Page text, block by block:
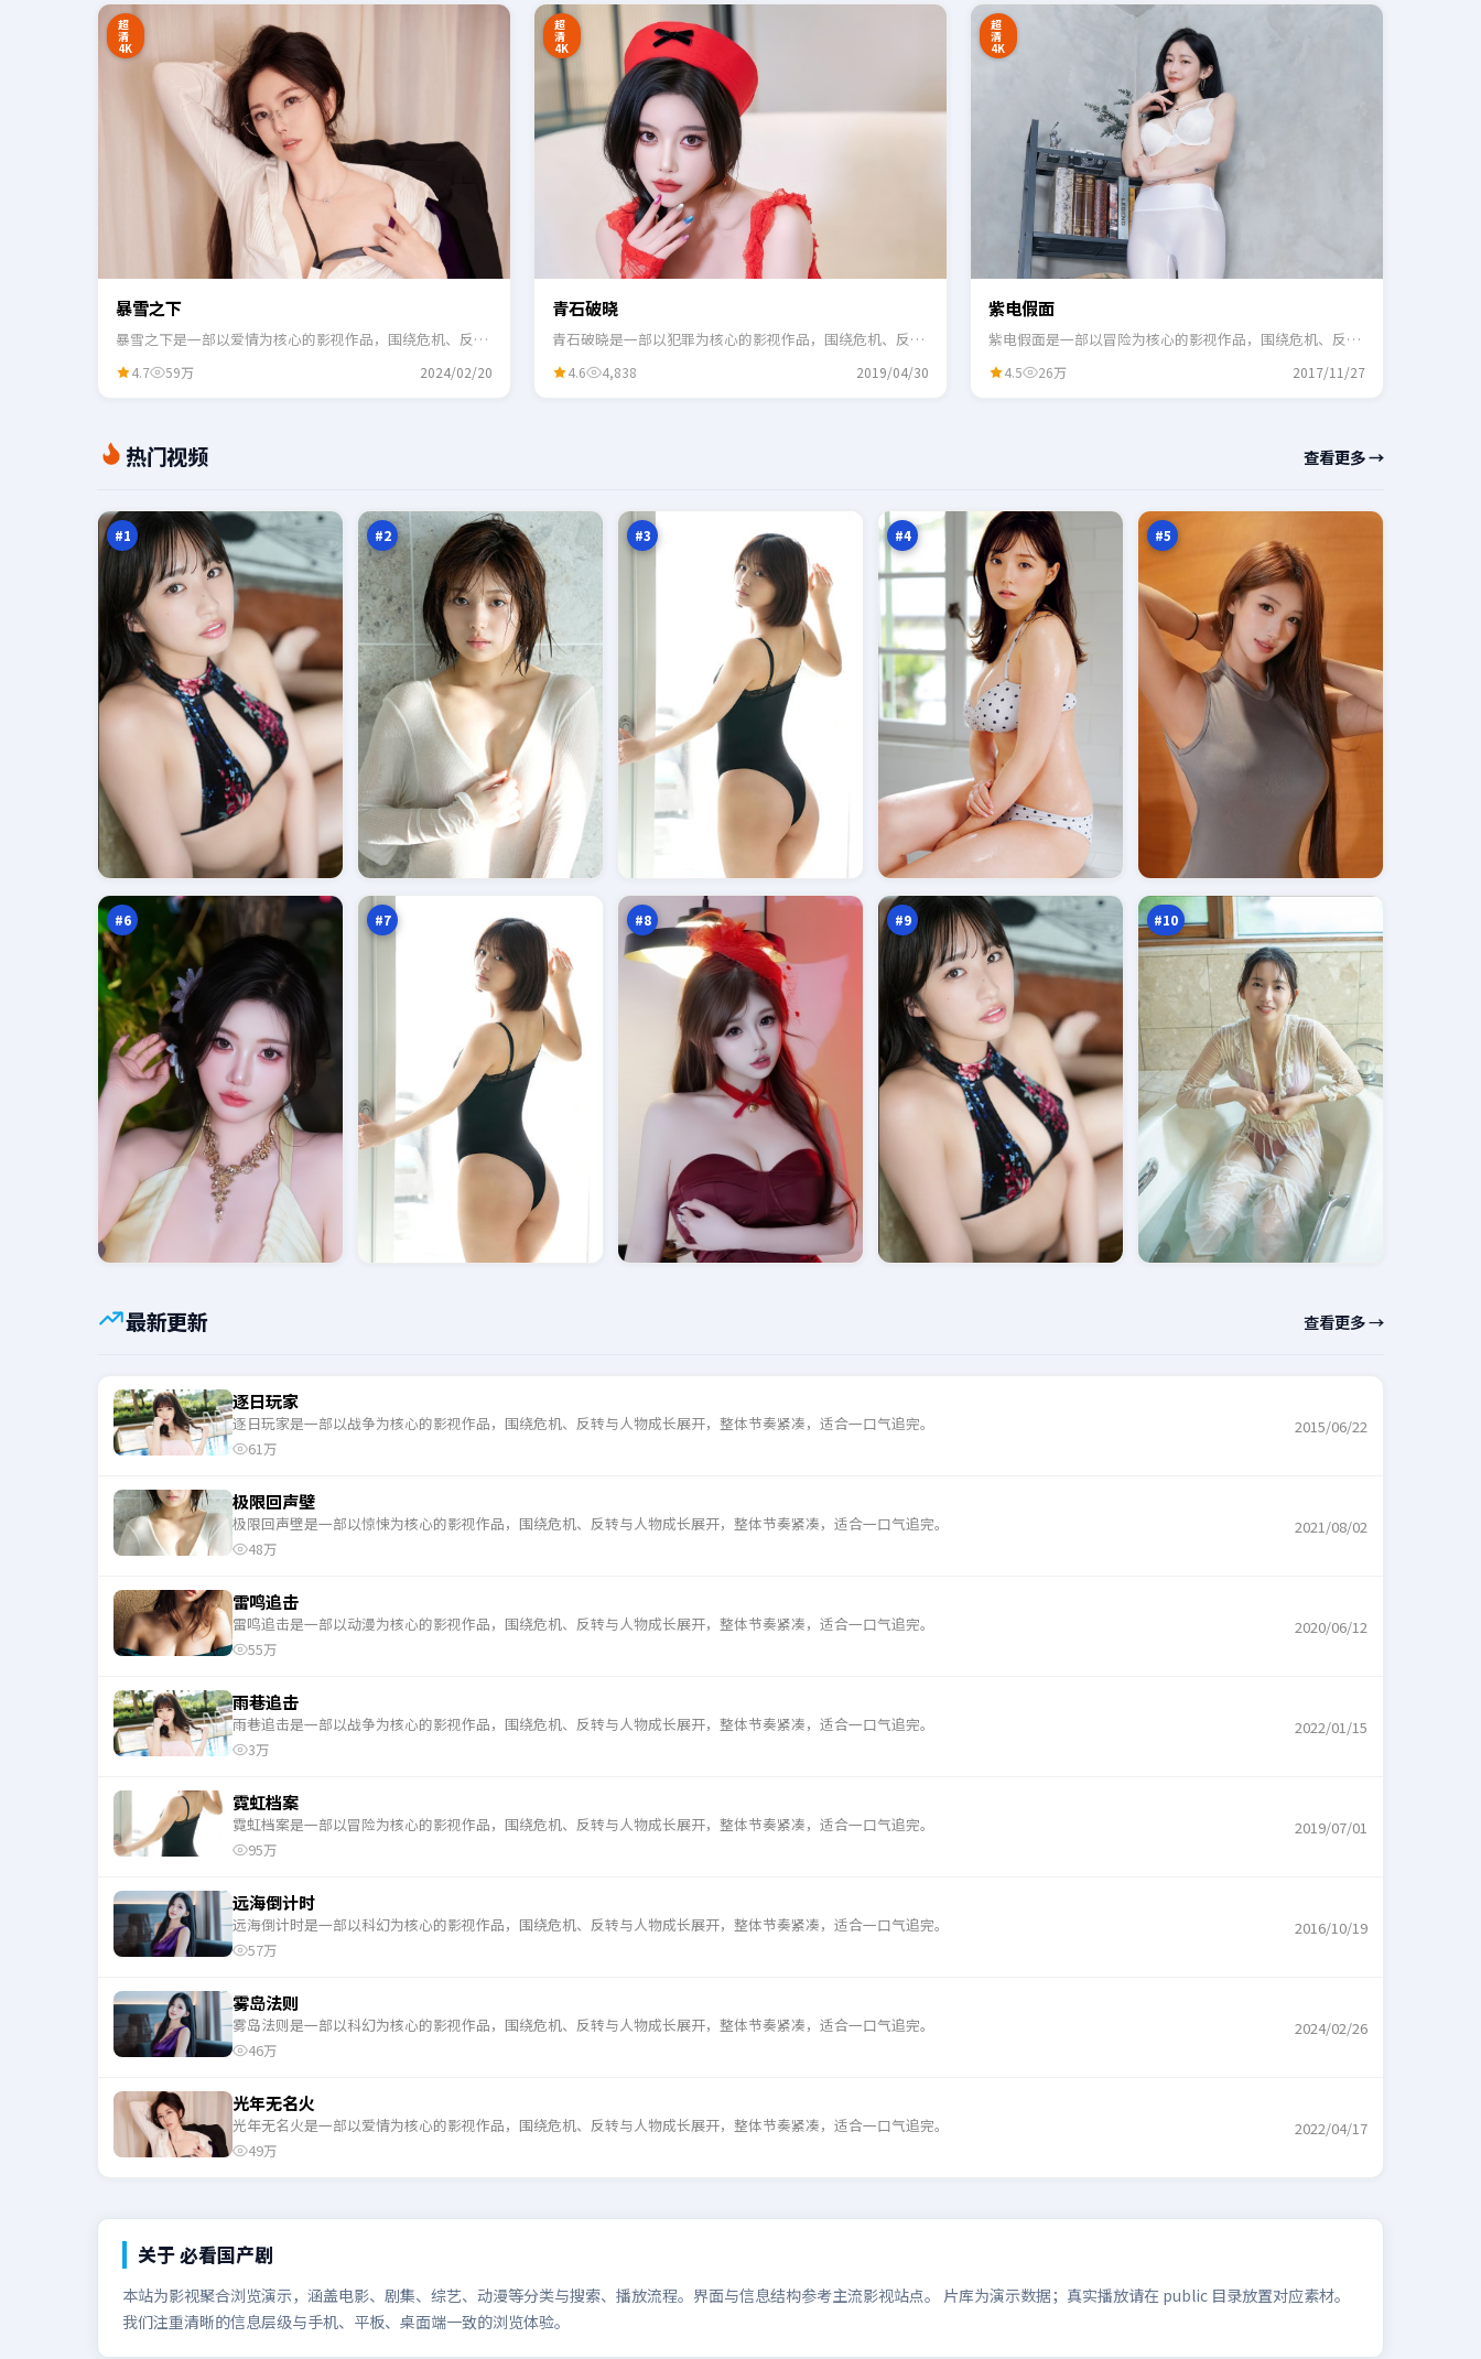
超
清
4K
暴雪之下
暴雪之下是一部以爱情为核心的影视作品，围绕危机、反转
4.7 59万 2024/02/20
超
清
4K
青石破晓
青石破晓是一部以犯罪为核心的影视作品，围绕危机、反转
4.6 4,838 2019/04/30
超
清
4K
紫电假面
紫电假面是一部以冒险为核心的影视作品，围绕危机、反转
4.5 26万 2017/11/27
热门视频 查看更多 →
#1
失
控
#2 #3
序
#4
时
#5
局
#6
之
下万
#7
虹
档
案
95
万
#8
示
录
#9
逐
猎
局
92
万
#10
秩
序
万
最新更新 查看更多 →
逐日玩家
逐日玩家是一部以战争为核心的影视作品，围绕危机、反转与人物成长展开，整体节奏紧凑，适合一口气追完。
61万
2015/06/22
极限回声壁
极限回声壁是一部以惊悚为核心的影视作品，围绕危机、反转与人物成长展开，整体节奏紧凑，适合一口气追完。
48万
2021/08/02
雷鸣追击
雷鸣追击是一部以动漫为核心的影视作品，围绕危机、反转与人物成长展开，整体节奏紧凑，适合一口气追完。
55万
2020/06/12
雨巷追击
雨巷追击是一部以战争为核心的影视作品，围绕危机、反转与人物成长展开，整体节奏紧凑，适合一口气追完。
3万
2022/01/15
霓虹档案
霓虹档案是一部以冒险为核心的影视作品，围绕危机、反转与人物成长展开，整体节奏紧凑，适合一口气追完。
95万
2019/07/01
远海倒计时
远海倒计时是一部以科幻为核心的影视作品，围绕危机、反转与人物成长展开，整体节奏紧凑，适合一口气追完。
57万
2016/10/19
雾岛法则
雾岛法则是一部以科幻为核心的影视作品，围绕危机、反转与人物成长展开，整体节奏紧凑，适合一口气追完。
46万
2024/02/26
光年无名火
光年无名火是一部以爱情为核心的影视作品，围绕危机、反转与人物成长展开，整体节奏紧凑，适合一口气追完。
49万
2022/04/17
关于必看国产剧
本站为影视聚合浏览演示，涵盖电影、剧集、综艺、动漫等分类与搜索、播放流程。界面与信息结构参考主流影视站点。 片库为演示数据；真实播放请在 public 目录放置对应素材。
我们注重清晰的信息层级与手机、平板、桌面端一致的浏览体验。